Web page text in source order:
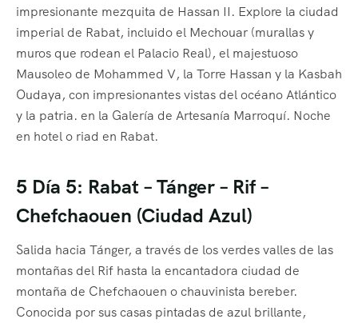
impresionante mezquita de Hassan II. Explore la ciudad
imperial de Rabat, incluido el Mechouar (murallas y
muros que rodean el Palacio Real), el majestuoso
Mausoleo de Mohammed V, la Torre Hassan y la Kasbah
Oudaya, con impresionantes vistas del océano Atlántico
y la patria. en la Galería de Artesanía Marroquí. Noche
en hotel o riad en Rabat.
5 Día 5: Rabat – Tánger – Rif –
Chefchaouen (Ciudad Azul)
Salida hacia Tánger, a través de los verdes valles de las
montañas del Rif hasta la encantadora ciudad de
montaña de Chefchaouen o chauvinista bereber.
Conocida por sus casas pintadas de azul brillante,